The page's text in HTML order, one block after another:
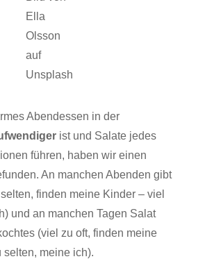
Ella
Olsson
auf
Unsplash
Abendessen in der
ist und Salate jedes
führen, haben wir einen
An manchen Abenden gibt
finden meine Kinder – viel
und an manchen Tagen Salat
(viel zu oft, finden meine
selten, meine ich).